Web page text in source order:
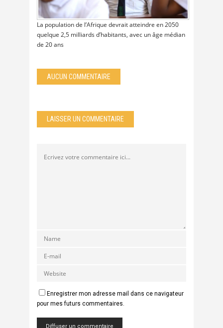
La population de l’Afrique devrait atteindre en 2050
quelque 2,5 milliards d’habitants, avec un âge médian
de 20 ans
AUCUN COMMENTAIRE
LAISSER UN COMMENTAIRE
Enregistrer mon adresse mail dans ce navigateur
pour mes futurs commentaires.